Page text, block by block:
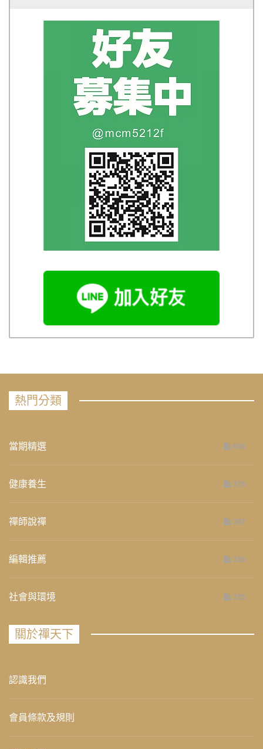
熱門分類
當期精選 658
健康養生 276
禪師說禪 267
編輯推薦 236
社會與環境 235
關於禪天下
認識我們
會員條款及規則